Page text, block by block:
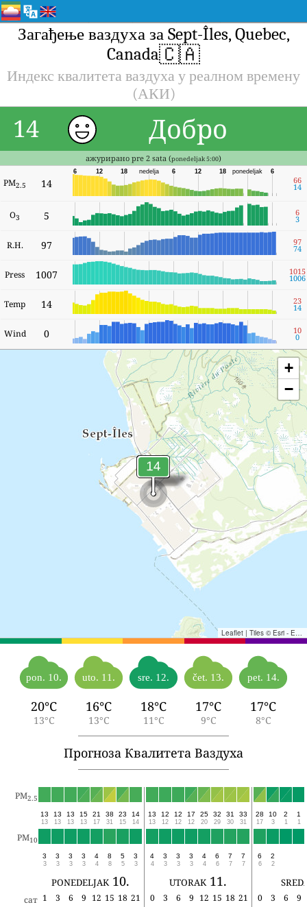
Загађење ваздуха за Sept-Îles, Quebec,
Canada🇨🇦
Индекс квалитета ваздуха у реалном времену
(АКИ)
14 Добро
ажурирано pre 2 sata (ponedeljak 5:00)
PM2.5 14
6
ponedeljak
18
12
6
nedelja
18
12
6
66
14
O3 5 6
3
R.H. 97 97
74
Press 1007 1015
1006
Temp 14 23
14
Wind 0 10
0
+
−
Leaflet | Tiles © Esri - Esri, DeLorme, NAVTEQ, TomTom, Intermap, iPC, USGS, FAO, NPS, NRCAN, GeoBase, Kadaster NL, Ordnance Survey, Esri Japan, METI, Esri China (Hong Kong), and the GIS User Community
pon. 10.
20°C
13°C
uto. 11.
16°C
13°C
sre. 12.
18°C
11°C
čet. 13.
17°C
9°C
pet. 14.
17°C
8°C
Прогноза Квалитета Ваздуха
PM2.5
13
13
13
13
13
13
15
13
21
17
38
31
23
15
14
14
13
13
12
12
12
12
17
12
25
20
32
29
31
30
33
31
28
17
10
3
2
1
1
1
PM10
3
3
3
3
3
3
3
3
4
4
8
8
5
5
3
3
4
4
3
3
3
3
3
3
4
4
6
6
7
7
7
7
6
6
2
2
ponedeljak 10. utorak 11.
сат 1 3 6 9 12 15 18 21 0 3 6 9 12 15 18 21 0 3 6
9